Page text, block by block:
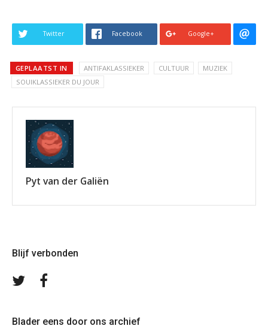
Twitter Facebook Google+
GEPLAATST IN ANTIFAKLASSIEKER CULTUUR
MUZIEK
SOUlKLASSIEKER DU JOUR
Pyt van der Galiën
Blijf verbonden
Volg
Blader eens door ons archief